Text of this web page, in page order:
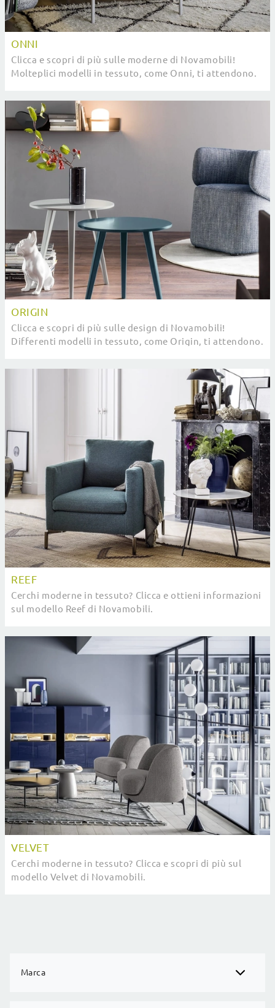
Marca
ONNI
Clicca e scopri di più sulle moderne di Novamobili!
Molteplici modelli in tessuto, come Onni, ti attendono.
ORIGIN
Clicca e scopri di più sulle design di Novamobili!
Differenti modelli in tessuto, come Origin, ti attendono.
REEF
Cerchi moderne in tessuto? Clicca e ottieni informazioni
sul modello Reef di Novamobili.
VELVET
Cerchi moderne in tessuto? Clicca e scopri di più sul
modello Velvet di Novamobili.